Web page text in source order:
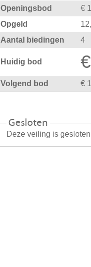
Openingsbod
€
Opgeld
Aantal biedingen
4
Huidig bod
Volgend bod €
Gesloten
Deze veiling is